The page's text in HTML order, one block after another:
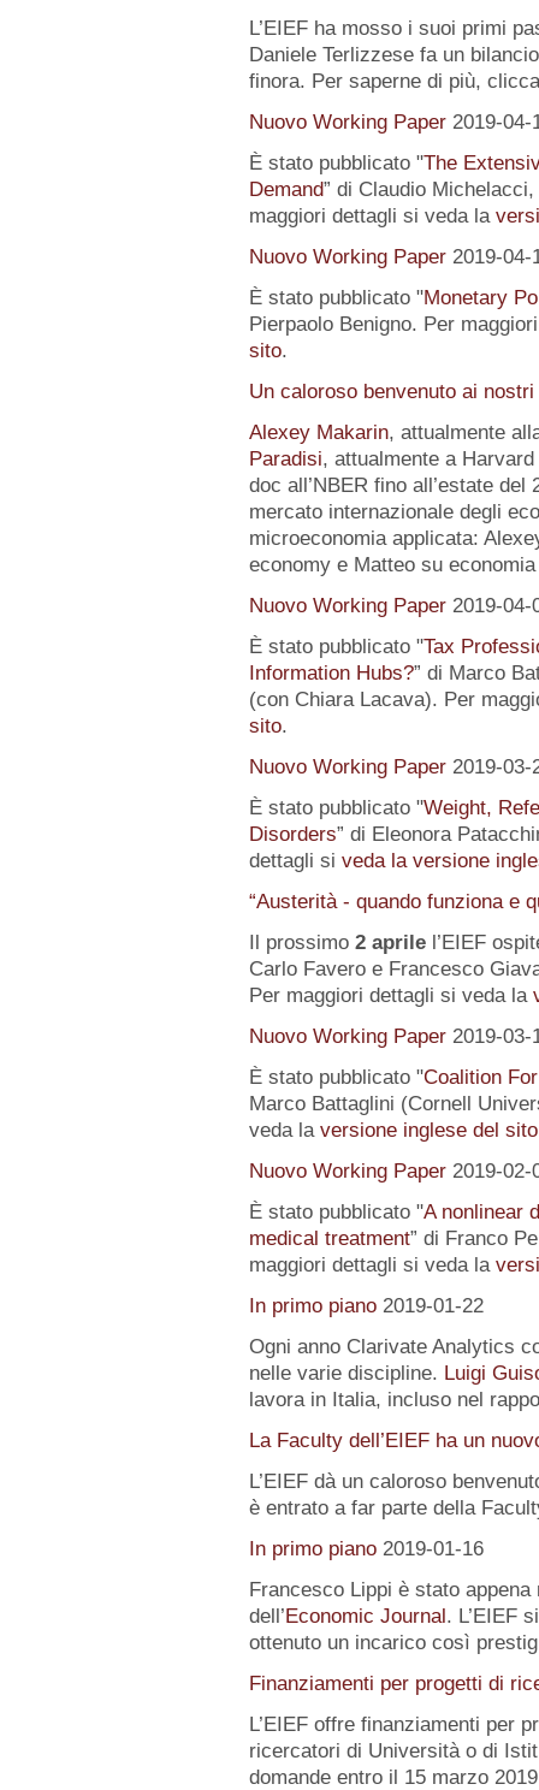
L’EIEF ha mosso i suoi primi
Daniele Terlizzese fa un
finora. Per saperne di più,
Nuovo Working Paper 2019-04-
È stato pubblicato "The
Demand” di Claudio
maggiori dettagli si veda la
Nuovo Working Paper 2019-04-
È stato pubblicato "Monetary
Pierpaolo Benigno. Per
sito.
Un caloroso benvenuto ai
Alexey Makarin, attualmente
Paradisi, attualmente a
doc all’NBER fino all’estate
mercato internazionale degli
microeconomia applicata:
economy e Matteo su
Nuovo Working Paper 2019-04-
È stato pubblicato "Tax
Information Hubs?” di Marco
(con Chiara Lacava). Per
sito.
Nuovo Working Paper 2019-03-
È stato pubblicato "Weight,
Disorders” di Eleonora
dettagli si veda la versione
“Austerità - quando funziona e
Il prossimo 2 aprilel’EIEF
Carlo Favero e Francesco
Per maggiori dettagli si veda la
Nuovo Working Paper 2019-03-
È stato pubblicato "Coalition
Marco Battaglini (Cornell
veda la versione inglese del sito
Nuovo Working Paper 2019-02-
È stato pubblicato "A nonlinear
medical treatment” di Franco
maggiori dettagli si veda la
In primo piano 2019-01-22
Ogni anno Clarivate Analytics
nelle varie discipline. Luigi
lavora in Italia, incluso nel
La Faculty dell’EIEF ha un
L’EIEF dà un caloroso
è entrato a far parte della
In primo piano 2019-01-16
Francesco Lippi è stato
dell’Economic Journal. L’EIEF
ottenuto un incarico così
Finanziamenti per progetti di
L’EIEF offre finanziamenti per
ricercatori di Università o di
domande entro il 15 marzo